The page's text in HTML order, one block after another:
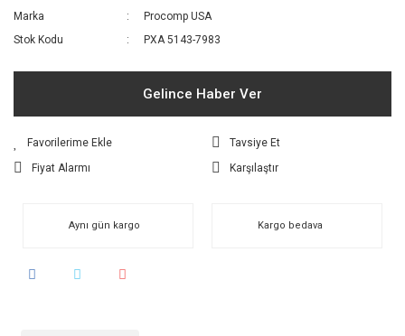
Marka
Procomp USA
Stok Kodu
PXA 5143-7983
Gelince Haber Ver
Tavsiye Et
Fiyat Alarmı
Karşılaştır
Aynı gün kargo Kargo bedava